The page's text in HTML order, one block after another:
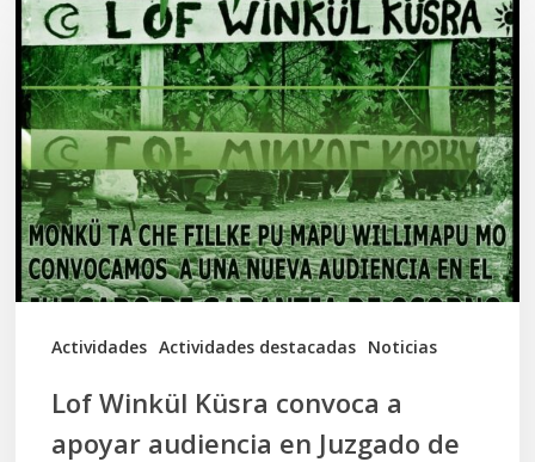
Actividades Actividades destacadas Noticias
Winkül
Küsra
convoca
a
apoyar
audiencia
en
Juzgado
Lof Winkül Küsra convoca a
apoyar audiencia en Juzgado de